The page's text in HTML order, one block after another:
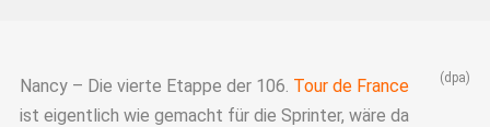
Suche
Nancy – Die vierte Etappe der 106. Tour de France
ist eigentlich wie gemacht für die Sprinter, wäre da
(dpa)